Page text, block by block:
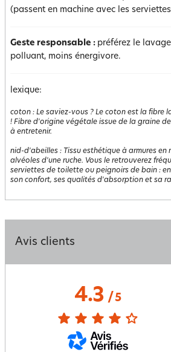
(passent en machine avec les
Geste responsable : préférez le
polluant, moins énergivore.
lexique:
coton : Le saviez-vous ? Le coton est la fibre
! Fibre d'origine végétale issue de la graine
à entretenir.
nid-d'abeilles : Tissu esthétique à armures en
alvéoles d'une ruche. Vous le retrouverez
serviettes de toilette ou peignoirs de bain :
son confort, ses qualités d'absorption et sa
Avis clients
4.3/ 5